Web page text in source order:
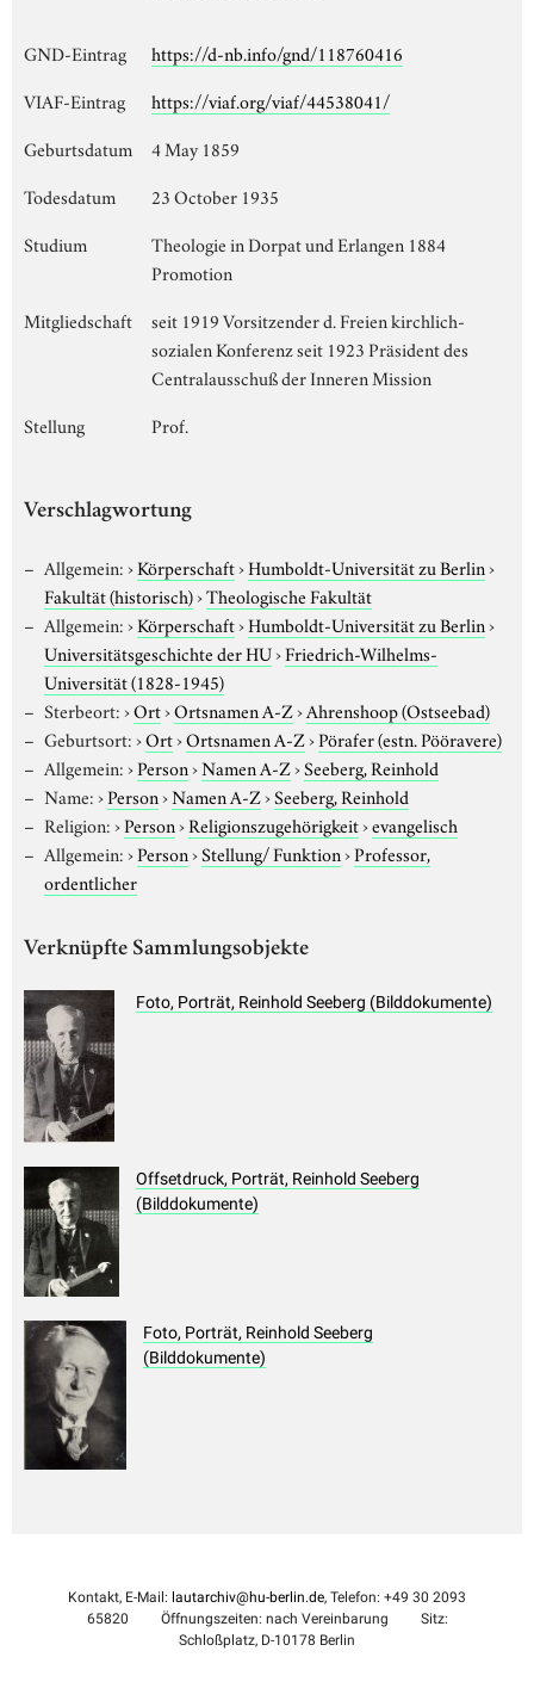
GND-Eintrag
https://d-nb.info/gnd/118760416
VIAF-Eintrag
https://viaf.org/viaf/44538041/
Geburtsdatum
4 May 1859
Todesdatum
23 October 1935
Studium
Theologie in Dorpat und Erlangen 1884
Promotion
Mitgliedschaft
seit 1919 Vorsitzender d. Freien kirchlich-
sozialen Konferenz seit 1923 Präsident des
Centralausschuß der Inneren Mission
Stellung
Prof.
Verschlagwortung
Allgemein:›Körperschaft›Humboldt-Universität zu Berlin›
Fakultät (historisch)›Theologische Fakultät
Allgemein:›Körperschaft›Humboldt-Universität zu Berlin›
Universitätsgeschichte der HU›Friedrich-Wilhelms-
Universität (1828-1945)
Sterbeort:›Ort›Ortsnamen A-Z›Ahrenshoop (Ostseebad)
Geburtsort:›Ort›Ortsnamen A-Z›Pörafer (estn. Pööravere)
Allgemein:›Person›Namen A-Z›Seeberg, Reinhold
Name:›Person›Namen A-Z›Seeberg, Reinhold
Religion:›Person›Religionszugehörigkeit›evangelisch
Allgemein:›Person›Stellung/ Funktion›Professor,
ordentlicher
Verknüpfte Sammlungsobjekte
Foto, Porträt, Reinhold Seeberg (Bilddokumente)
Offsetdruck, Porträt, Reinhold Seeberg
(Bilddokumente)
Foto, Porträt, Reinhold Seeberg
(Bilddokumente)
Kontakt, E-Mail: lautarchiv@hu-berlin.de, Telefon: +49 30 2093
65820
Öffnungszeiten: nach Vereinbarung
Sitz:
Schloßplatz, D-10178 Berlin